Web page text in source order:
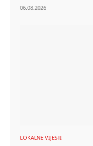
06.08.2026
LOKALNE VIJESTI